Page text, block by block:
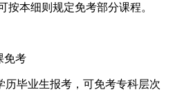
按本细则规定免考部分课程。
考
毕业生报考，可免考专科层次